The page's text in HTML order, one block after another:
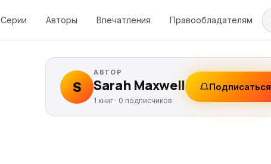
Серии Авторы Впечатления Правообладателям
S
АВТОР
Sarah Maxwell
1 книг · 0 подписчиков
Подписаться